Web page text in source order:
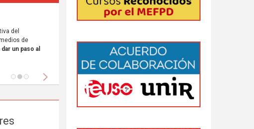
del
de
un paso al
Siguiente